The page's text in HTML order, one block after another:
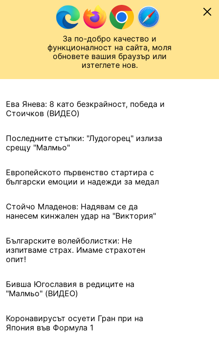
За по-добро качество и
функционалност на сайта, моля
обновете вашия браузър или
изтеглете нов.
Към съдържанието
Лига на Конференциите
Ева Янева: 8 като безкрайност, победа и
Стоичков (ВИДЕО)
Последните стъпки: "Лудогорец" излиза
срещу "Малмьо"
Европейското първенство стартира с
български емоции и надежди за медал
Стойчо Младенов: Надявам се да
нанесем кинжален удар на "Виктория"
Българските волейболистки: Не
изпитваме страх. Имаме страхотен
опит!
Бивша Югославия в редиците на
"Малмьо" (ВИДЕО)
Коронавирусът осуети Гран при на
Япония във Формула 1